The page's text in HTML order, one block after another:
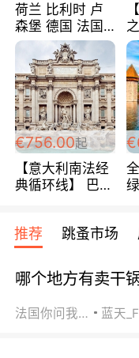
荷兰 比利时 卢
森堡 德国 法国
超爽玩遍西欧 循
环线 全程四星宾
馆 108欧/人/天
€756.00起
【意大利南法经
典循环线】 巴黎
宾馆 108欧/天起
全程756欧/位
推荐 跳蚤市场
哪个地方有卖干
法国你问我答 蓝天